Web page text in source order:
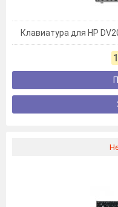
Клавиатура для HP